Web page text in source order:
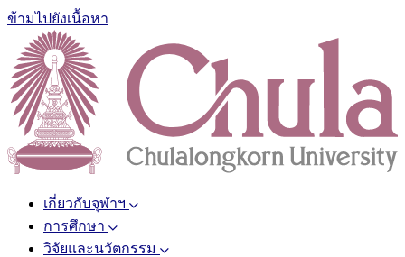
ข้ามไปยังเนื้อหา
เกี่ยวกับจุฬาฯ
การศึกษา
วิจัยและนวัตกรรม